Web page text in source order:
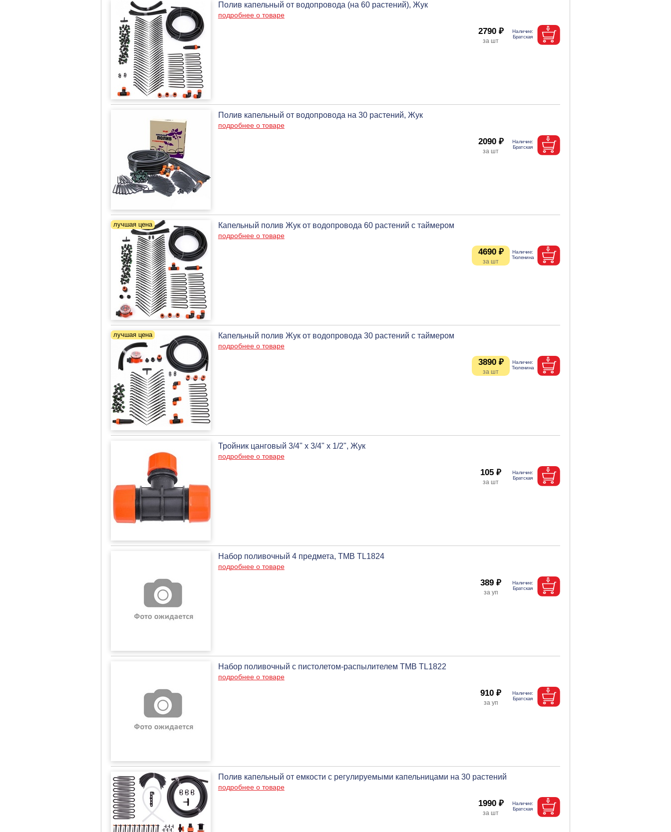
Полив капельный от водопровода (на 60 растений), Жук
подробнее о товаре
2790 ₽
Полив капельный от водопровода на 30 растений, Жук
подробнее о товаре
2090 ₽
Капельный полив Жук от водопровода 60 растений с таймером
подробнее о товаре
4690 ₽
Капельный полив Жук от водопровода 30 растений с таймером
подробнее о товаре
3890 ₽
Тройник цанговый 3/4" х 3/4" х 1/2", Жук
подробнее о товаре
105 ₽
Набор поливочный 4 предмета, ТМВ TL1824
подробнее о товаре
389 ₽
Набор поливочный с пистолетом-распылителем ТМВ TL1822
подробнее о товаре
910 ₽
Полив капельный от емкости с регулируемыми капельницами на 30 растений
подробнее о товаре
1990 ₽